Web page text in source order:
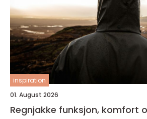
inspiration
01. August 2026
Regnjakke funksjon, komfort og stil i all slags